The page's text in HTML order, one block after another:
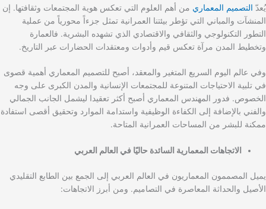
يُعدّ التصميم المعماري من أهم العلوم التي تعكس هوية المجتمعات وثقافتها. إن
المنشآت والمباني التي تؤطر بيئتنا العمرانية تمثل جزءاً محورياً من عملية
التطور التكنولوجي والثقافي والاقتصادي الذي تشهده البشرية. فالعمارة
وتخطيط المدن مرآة تعكس قيم وأدوات ومعتقدات الحضارات عبر التاريخ.
وفي عالم اليوم السريع المتغير والمعقد، أصبح للتصميم المعماري أهمية قصوى
في تلبية الاحتياجات المتنوعة للمجتمعات الإنسانية والمدن الكبرى على وجه
الخصوص. فدور المهندس المعماري أصبح أكثر تعقيدا ليشمل الجانب الجمالي
والفني بالإضافة إلى الكفاءة الوظيفية واستدامة الموارد وتحقيق أقصى استفادة
ممكنة للبشر من المساحات العمرانية المتاحة.
الاتجاهات المعمارية السائدة حاليًا في العالم العربي
يميل المصممون المعماريون في العالم العربي إلى الجمع بين الطابع التقليدي
الأصيل والحداثة المعاصرة في التصاميم. ومن أبرز الاتجاهات: